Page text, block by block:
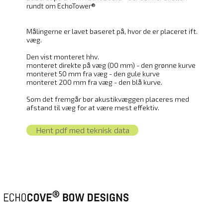
rundt om EchoTower®
Målingerne er lavet baseret på, hvor de er placeret ift.
væg.
Den vist monteret hhv.
monteret direkte på væg (00 mm) - den grønne kurve
monteret 50 mm fra væg - den gule kurve
monteret 200 mm fra væg - den blå kurve.
Som det fremgår bør akustikvæggen placeres med
afstand til væg for at være mest effektiv.
Hent pdf med teknisk data